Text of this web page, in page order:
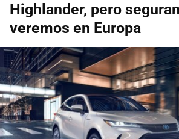
Highlander, pero
veremos en Europa